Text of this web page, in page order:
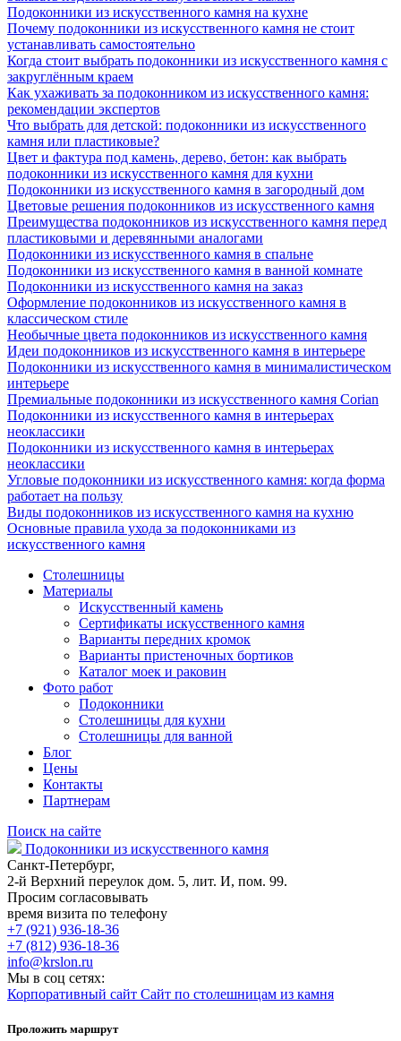
Подоконники из искусственного камня на кухне
Почему подоконники из искусственного камня не стоит
устанавливать самостоятельно
Когда стоит выбрать подоконники из искусственного камня с
закруглённым краем
Как ухаживать за подоконником из искусственного камня:
рекомендации экспертов
Что выбрать для детской: подоконники из искусственного
камня или пластиковые?
Цвет и фактура под камень, дерево, бетон: как выбрать
подоконники из искусственного камня для кухни
Подоконники из искусственного камня в загородный дом
Цветовые решения подоконников из искусственного камня
Преимущества подоконников из искусственного камня перед
пластиковыми и деревянными аналогами
Подоконники из искусственного камня в спальне
Подоконники из искусственного камня в ванной комнате
Подоконники из искусственного камня на заказ
Оформление подоконников из искусственного камня в
классическом стиле
Необычные цвета подоконников из искусственного камня
Идеи подоконников из искусственного камня в интерьере
Подоконники из искусственного камня в минималистическом
интерьере
Премиальные подоконники из искусственного камня Corian
Подоконники из искусственного камня в интерьерах
неоклассики
Подоконники из искусственного камня в интерьерах
неоклассики
Угловые подоконники из искусственного камня: когда форма
работает на пользу
Виды подоконников из искусственного камня на кухню
Основные правила ухода за подоконниками из
искусственного камня
Столешницы
Материалы
Искусственный камень
Сертификаты искусственного камня
Варианты передних кромок
Варианты пристеночных бортиков
Каталог моек и раковин
Фото работ
Подоконники
Столешницы для кухни
Столешницы для ванной
Блог
Цены
Контакты
Партнерам
Поиск на сайте
Подоконники из искусственного камня
Санкт-Петербург,
2-й Верхний переулок дом. 5, лит. И, пом. 99.
Просим согласовывать
время визита по телефону
+7 (921) 936-18-36
+7 (812) 936-18-36
info@krslon.ru
Мы в соц сетях:
Корпоративный сайт Сайт по столешницам из камня
Проложить маршрут